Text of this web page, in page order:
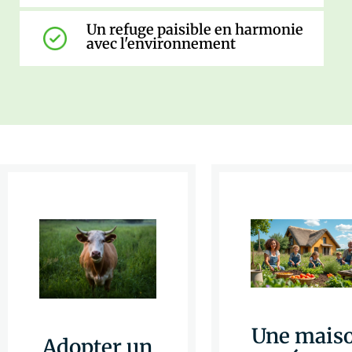
Un refuge paisible en harmonie
avec l'environnement
Une